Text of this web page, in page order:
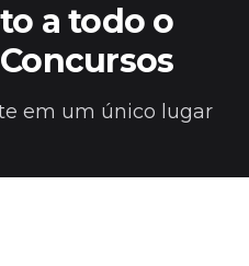
a todo o
em um único lugar